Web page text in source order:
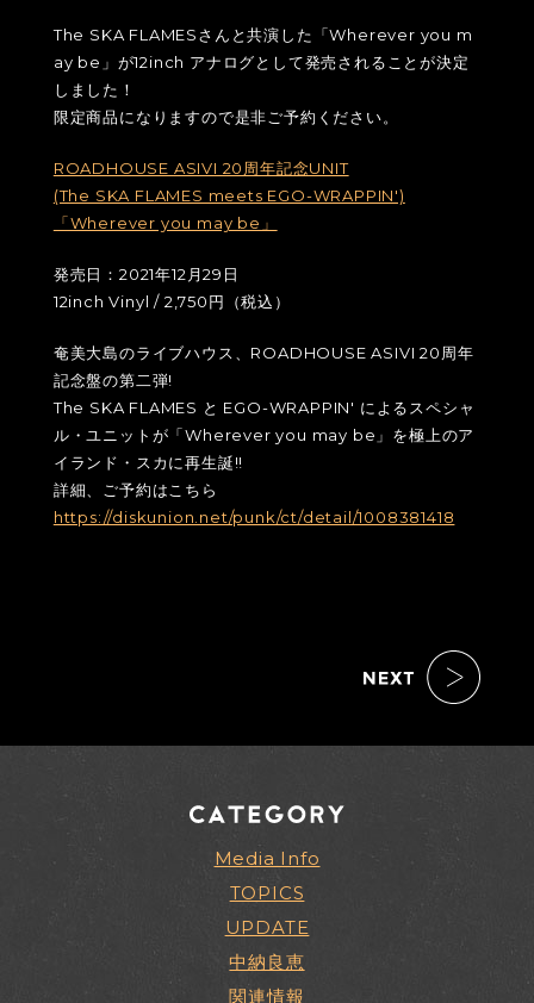
The SKA FLAMESさんと共演した「Wherever you m
ay be」が12inch アナログとして発売されることが決定
しました！
限定商品になりますので是非ご予約ください。
ROADHOUSE ASIVI 20周年記念UNIT
(The SKA FLAMES meets EGO-WRAPPIN')
「Wherever you may be」
発売日：2021年12月29日
12inch Vinyl / 2,750円（税込）
奄美大島のライブハウス、ROADHOUSE ASIVI 20周年
記念盤の第二弾!
The SKA FLAMES と EGO-WRAPPIN' によるスペシャ
ル・ユニットが「Wherever you may be」を極上のア
イランド・スカに再生誕!!
詳細、ご予約はこちら
https://diskunion.net/punk/ct/detail/1008381418
Media Info
TOPICS
UPDATE
中納良恵
関連情報